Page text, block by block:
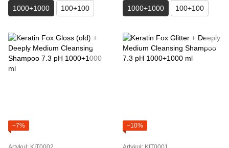
1000+1000 100+100 1000+1000 100+100
−7% −10%